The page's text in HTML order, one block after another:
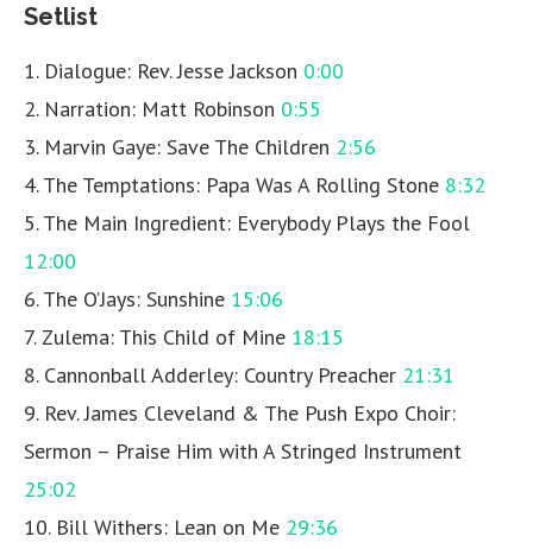
Setlist
1. Dialogue: Rev. Jesse Jackson 0:00
2. Narration: Matt Robinson 0:55
3. Marvin Gaye: Save The Children 2:56
4. The Temptations: Papa Was A Rolling Stone 8:32
5. The Main Ingredient: Everybody Plays the Fool
12:00
6. The O’Jays: Sunshine 15:06
7. Zulema: This Child of Mine 18:15
8. Cannonball Adderley: Country Preacher 21:31
9. Rev. James Cleveland & The Push Expo Choir:
Sermon – Praise Him with A Stringed Instrument
25:02
10. Bill Withers: Lean on Me 29:36